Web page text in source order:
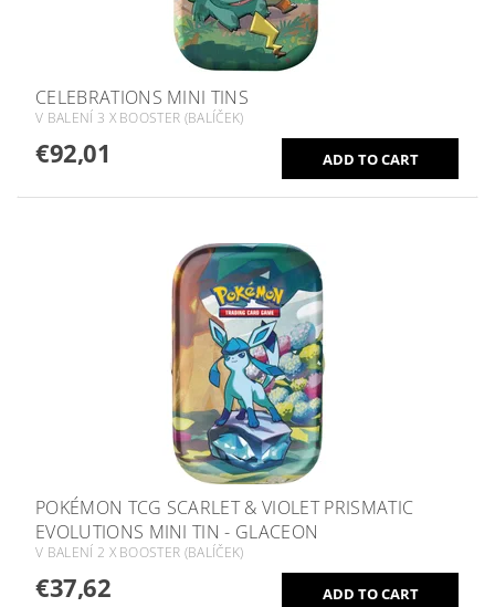
CELEBRATIONS MINI TINS
V BALENÍ 3 X BOOSTER (BALÍČEK)
€92,01
POKÉMON TCG SCARLET & VIOLET PRISMATIC
EVOLUTIONS MINI TIN - GLACEON
V BALENÍ 2 X BOOSTER (BALÍČEK)
€37,62